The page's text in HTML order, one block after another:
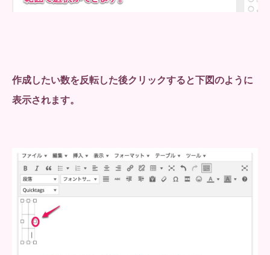
作成したい数を反転した後クリックすると下図のように
表示されます。